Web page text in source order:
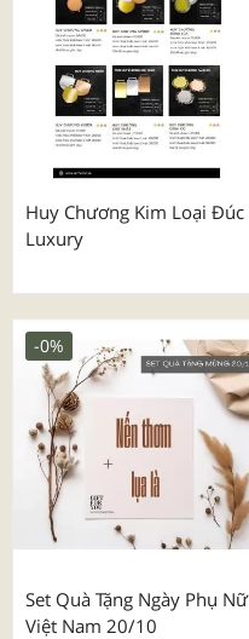
Huy Chương Kim Loại Đúc
Luxury
Set Quà Tặng Ngày Phụ Nữ
Việt Nam 20/10
-0%